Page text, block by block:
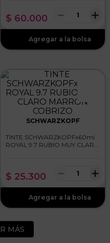
$ 60.000 ＋
－
SCHWARZKOPF
TINTE SCHWARZKOPFx60ml
ROYAL 9.7 RUBIO MUY CLARO
$ 25.300 ＋
－
MÁS